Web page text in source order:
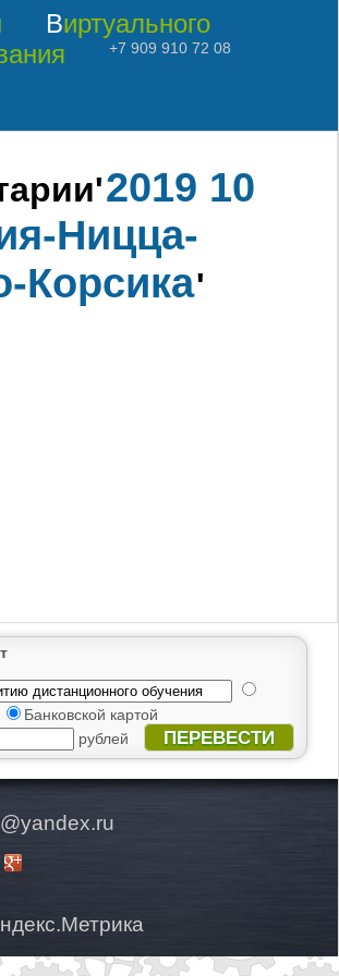
Виртуального
+7 909 910 72 08
2019 10
Ницца-
Корсика'
Банковской картой
рублей
ПЕРЕВЕСТИ